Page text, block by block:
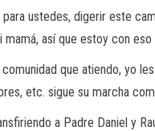
ustedes, digerir este
así que estoy con eso
que atiendo, yo
etc. sigue su marcha
a Padre Daniel y